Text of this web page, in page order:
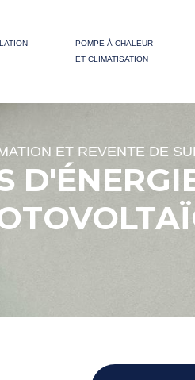
POMPE À CHALEUR
ET CLIMATISATION
ET REVENTE DE